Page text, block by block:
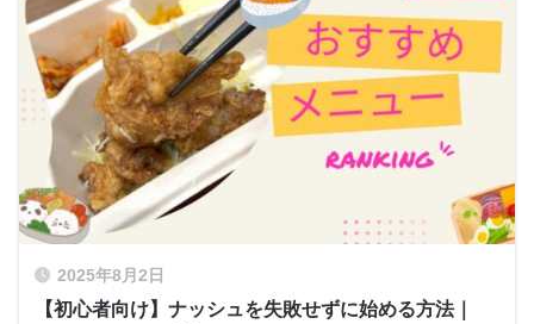
2025年8月2日
【初心者向け】ナッシュを失敗せずに始める方法｜